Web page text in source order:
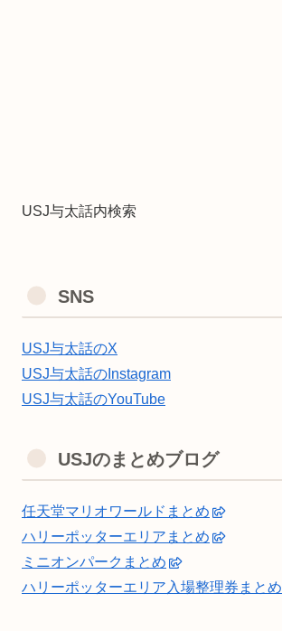
USJ与太話内検索
SNS
USJ与太話のX
USJ与太話のInstagram
USJ与太話のYouTube
USJのまとめブログ
任天堂マリオワールドまとめ
ハリーポッターエリアまとめ
ミニオンパークまとめ
ハリーポッターエリア入場整理券まとめ